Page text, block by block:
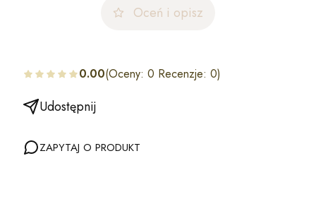
Oceń i opisz
0.00(Oceny: 0 Recenzje: 0)
Udostępnij
ZAPYTAJ O PRODUKT